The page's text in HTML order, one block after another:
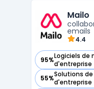
de visualiser
temps réel.
Mailo
emails
4.4
95%Logiciels de
d'entreprise
— voir Mailo
55%Solutions
d'entreprise
— voir Mailo